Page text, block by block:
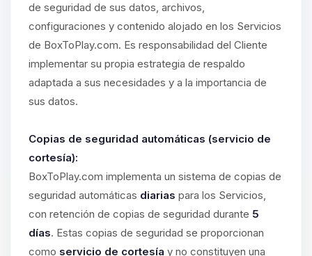
de seguridad de sus datos, archivos,
configuraciones y contenido alojado en los Servicios
de BoxToPlay.com. Es responsabilidad del Cliente
implementar su propia estrategia de respaldo
adaptada a sus necesidades y a la importancia de
sus datos.
Copias de seguridad automáticas (servicio de
cortesía):
BoxToPlay.com implementa un sistema de copias de
seguridad automáticas diarias para los Servicios,
con retención de copias de seguridad durante 5
días. Estas copias de seguridad se proporcionan
como servicio de cortesía y no constituyen una